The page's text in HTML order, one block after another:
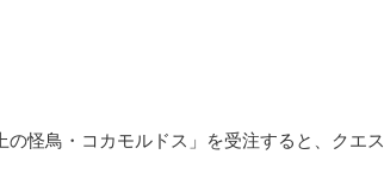
怪鳥・コカモルドス」を受注すると、クエス